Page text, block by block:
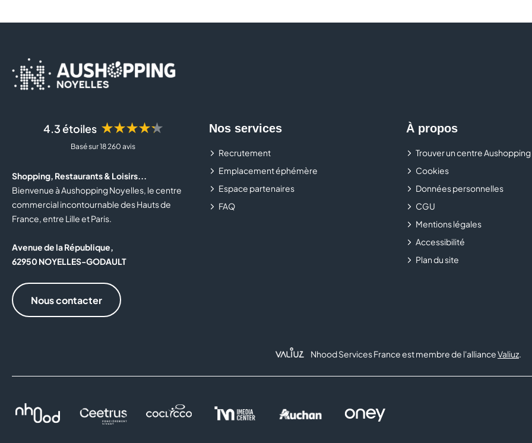
4.3 étoiles ★★★★★
Basé sur 18 260 avis
Shopping, Restaurants & Loisirs...
Bienvenue à Aushopping Noyelles, le centre
commercial incontournable des Hauts de
France, entre Lille et Paris.
Avenue de la République,
62950 NOYELLES-GODAULT
Nous contacter
Nos services
Recrutement
Emplacement éphémère
Espace partenaires
FAQ
À propos
Trouver un centre Aushopping
Cookies
Données personnelles
CGU
Mentions légales
Accessibilité
Plan du site
Nhood Services France est membre de l'allianceValiuz.